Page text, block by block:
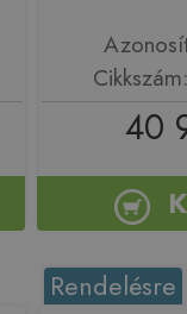
40
Rendelésre